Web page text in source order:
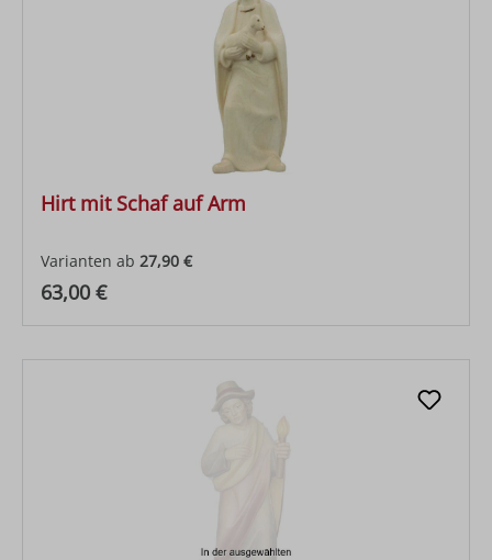
Hirt mit Schaf auf Arm
Varianten ab 27,90 €
Regulärer Preis:
63,00 €